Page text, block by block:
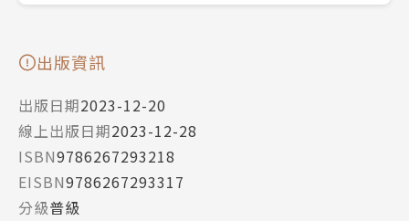
出版資訊
出版日期2023-12-20
線上出版日期2023-12-28
ISBN9786267293218
EISBN9786267293317
分級普級